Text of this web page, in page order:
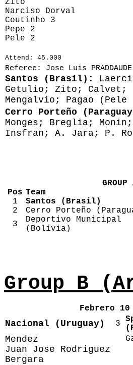
Zito
Narciso Dorval
Coutinho 3
Pepe 2
Pele 2
Attend: 45.000
Referee: Jose Luis PRADDAUDE
Santos (Brasil):
Getulio; Zito; Calvet;
Mengalvio; Pagao
Cerro Porteño
Monges; Breglia;
Insfran; A. Jara; P.
GROUP
Pos Team
1
Santos (Brasil)
2
Cerro Porteño
3
Deportivo Municipal
(Bolivia)
Group B
Febrero 10
Nacional (Uruguay) 3
Mendez
Juan Jose Rodriguez
Bergara